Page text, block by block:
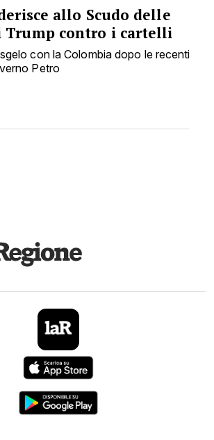
allo Scudo delle
Trump contro i cartelli
con la Colombia dopo le recenti
Petro